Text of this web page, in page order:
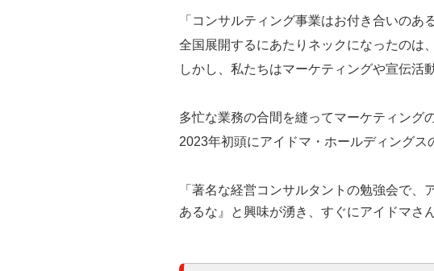
「コンサルティング事業はお付き合いの
全国展開するにあたりネックになったのは
しかし、私たちはマーケティングや宣伝活
多忙な業務の合間を縫ってマーケティング
2023年初頭にアイドマ・ホールディングス
「著名な経営コンサルタントの勉強会で
あるな』と興味が湧き、すぐにアイドマさ